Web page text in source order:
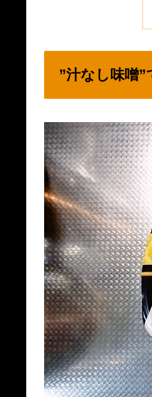
”汁なし味噌”